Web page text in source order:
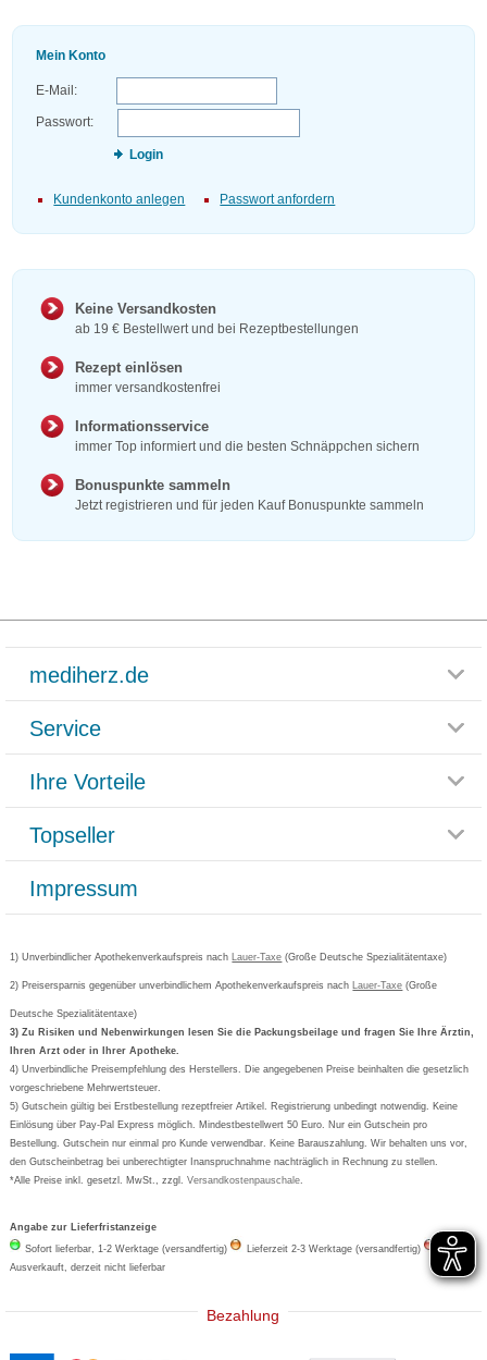
Mein Konto
E-Mail:
Passwort:
Login
Kundenkonto anlegen Passwort anfordern
Keine Versandkosten
ab 19 € Bestellwert und bei Rezeptbestellungen
Rezept einlösen
immer versandkostenfrei
Informationsservice
immer Top informiert und die besten Schnäppchen sichern
Bonuspunkte sammeln
Jetzt registrieren und für jeden Kauf Bonuspunkte sammeln
mediherz.de
Glossar
Häufig gestellte Fragen
Datenschutz
AGB
Cookie-Einstellungen
Vertrag widerrufen
Service
Rücksendemöglichkeit
Paketlieferstatus
Versandkosten
Bestellschein ausfüllen
Newsletteranmeldung
Ihre Vorteile
Rezeptlieferung
Bonusprogramm
Gutschein und Rabatte
Kundenbewertung
Topseller
Grippostad
Bepanthen
Formoline
Wick
Eucerin
Basica
Impressum
1) Unverbindlicher Apothekenverkaufspreis nach Lauer-Taxe (Große Deutsche Spezialitätentaxe)
2) Preisersparnis gegenüber unverbindlichem Apothekenverkaufspreis nach Lauer-Taxe (Große
Deutsche Spezialitätentaxe)
3) Zu Risiken und Nebenwirkungen lesen Sie die Packungsbeilage und fragen Sie Ihre Ärztin,
Ihren Arzt oder in Ihrer Apotheke.
4) Unverbindliche Preisempfehlung des Herstellers. Die angegebenen Preise beinhalten die gesetzlich
vorgeschriebene Mehrwertsteuer.
5) Gutschein gültig bei Erstbestellung rezeptfreier Artikel. Registrierung unbedingt notwendig. Keine
Einlösung über Pay-Pal Express möglich. Mindestbestellwert 50 Euro. Nur ein Gutschein pro
Bestellung. Gutschein nur einmal pro Kunde verwendbar. Keine Barauszahlung. Wir behalten uns vor,
den Gutscheinbetrag bei unberechtigter Inanspruchnahme nachträglich in Rechnung zu stellen.
*Alle Preise inkl. gesetzl. MwSt., zzgl.Versandkostenpauschale
Angabe zur Lieferfristanzeige
Sofort lieferbar, 1-2 Werktage (versandfertig)
Lieferzeit 2-3 Werktage (versandfertig)
Ausverkauft, derzeit nicht lieferbar
Bezahlung